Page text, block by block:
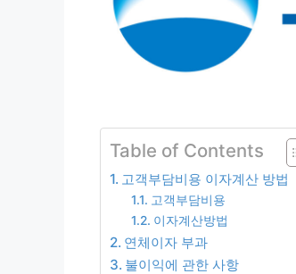
Table of Contents
고객부담비용 이자계산 방법
고객부담비용
이자계산방법
연체이자 부과
불이익에 관한 사항